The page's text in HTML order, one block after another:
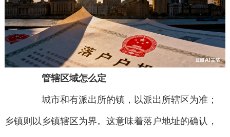
管辖区域怎么定
城市和有派出所的镇，以派出所辖区为准；
乡镇则以乡镇辖区为界。这意味着落户地址的确认，